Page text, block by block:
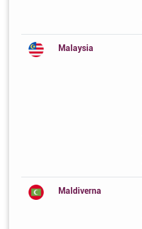
Malaysia
Maldiverna